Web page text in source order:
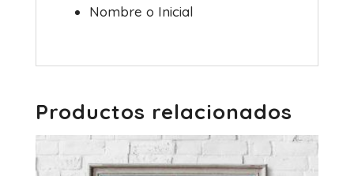
Nombre o Inicial
Productos relacionados